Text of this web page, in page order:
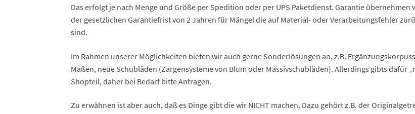
Das erfolgt je nach Menge und Größe per Spedition oder per UPS Paketdienst. Garantie übernehmen
der gesetzlichen Garantiefrist von 2 Jahren für Mängel die auf Material- oder Verarbeitungsfehler
sind.
Im Rahmen unserer Möglichkeiten bieten wir auch gerne Sonderlösungen an, z.B.
Maßen, neue Schubläden (Zargensysteme von Blum oder Massivschubläden). Allerdings gibts dafür
Shopteil, daher bei Bedarf bitte Anfragen.
Zu erwähnen ist aber auch, daß es Dinge gibt die wir NICHT machen. Dazu gehört z.B. der